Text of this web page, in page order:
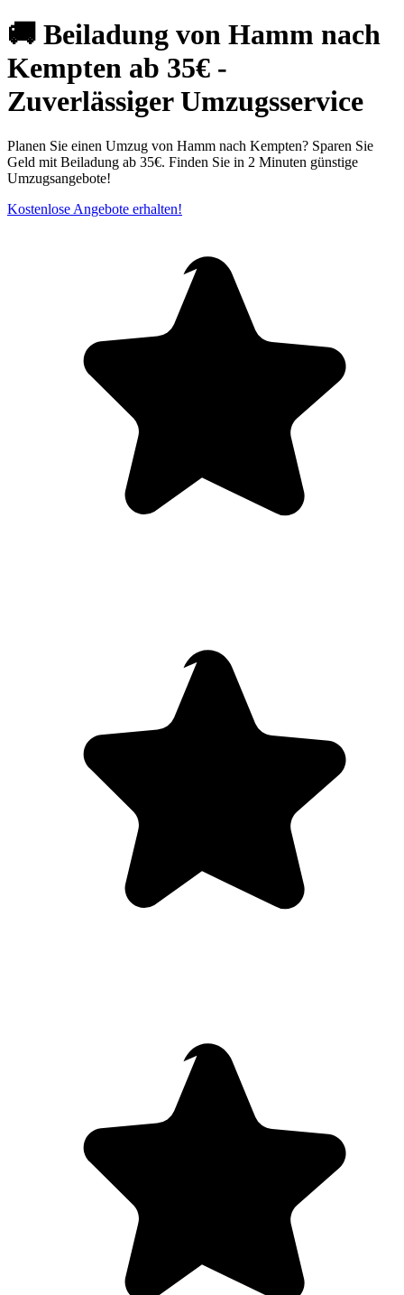
🚚 Beiladung von Hamm nach
Kempten ab 35€ -
Zuverlässiger Umzugsservice
Planen Sie einen Umzug von Hamm nach Kempten? Sparen Sie
Geld mit Beiladung ab 35€. Finden Sie in 2 Minuten günstige
Umzugsangebote!
Kostenlose Angebote erhalten!